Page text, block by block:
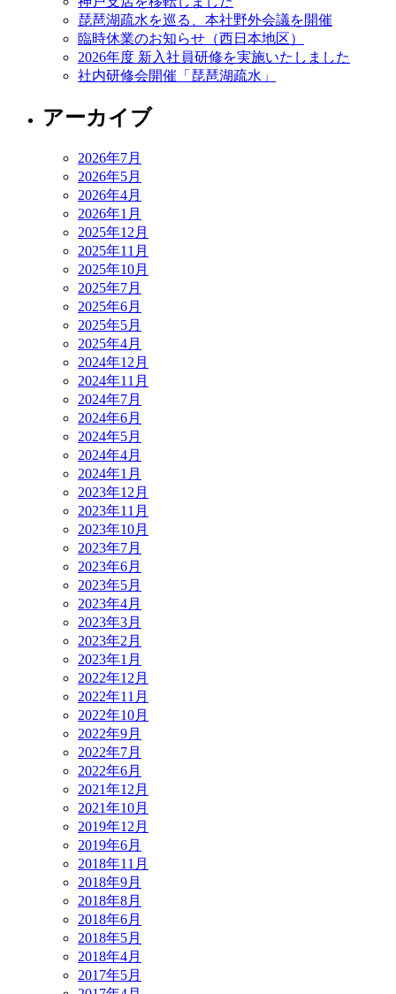
琵琶湖疏水を巡る、本社野外会議を開催
臨時休業のお知らせ（西日本地区）
2026年度 新入社員研修を実施いたしました
社内研修会開催「琵琶湖疏水」
アーカイブ
2026年7月
2026年5月
2026年4月
2026年1月
2025年12月
2025年11月
2025年10月
2025年7月
2025年6月
2025年5月
2025年4月
2024年12月
2024年11月
2024年7月
2024年6月
2024年5月
2024年4月
2024年1月
2023年12月
2023年11月
2023年10月
2023年7月
2023年6月
2023年5月
2023年4月
2023年3月
2023年2月
2023年1月
2022年12月
2022年11月
2022年10月
2022年9月
2022年7月
2022年6月
2021年12月
2021年10月
2019年12月
2019年6月
2018年11月
2018年9月
2018年8月
2018年6月
2018年5月
2018年4月
2017年5月